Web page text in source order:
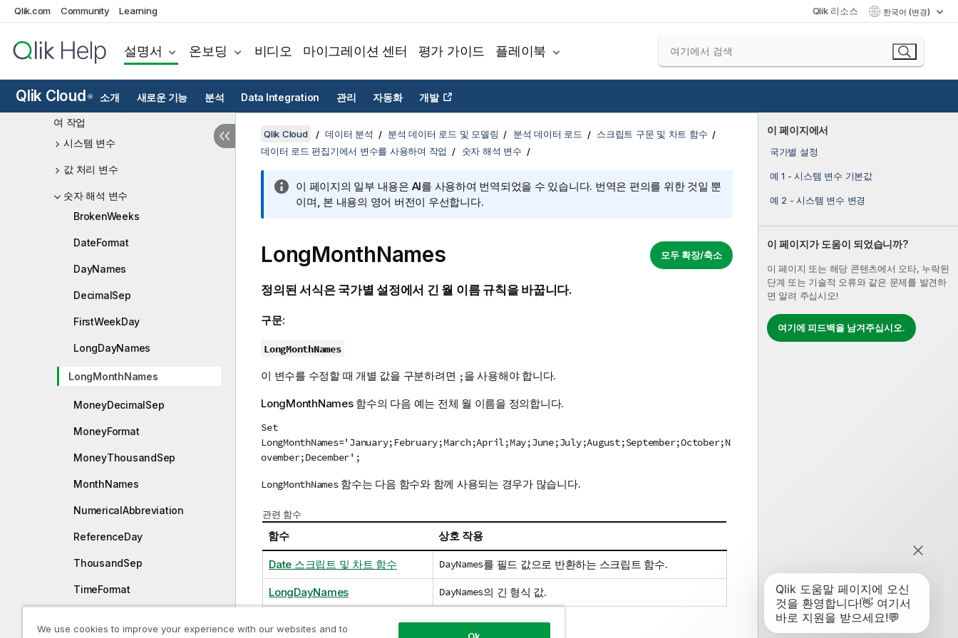
Qlik.com Community Learning Qlik 리소스 한국어 (변경)
설명서 온보딩 비디오 마이그레이션 센터 평가 가이드 플레이북
Qlik Cloud ® 소개 새로운 기능 분석 Data Integration 관리 자동화 개발
Qlik Cloud Analytics의 분석 소스
스크립트 구문 개요
스크립트 문 및 키워드
여 작업
시스템 변수
값 처리 변수
숫자 해석 변수
BrokenWeeks
DateFormat
DayNames
DecimalSep
FirstWeekDay
LongDayNames
LongMonthNames
MoneyDecimalSep
MoneyFormat
MoneyThousandSep
MonthNames
NumericalAbbreviation
ReferenceDay
ThousandSep
TimeFormat
이 페이지에서
국가별 설정
예 1 - 시스템 변수 기본값
예 2 - 시스템 변수 변경
이 페이지가 도움이 되었습니까?
이 페이지 또는 해당 콘텐츠에서 오타, 누락된
단계 또는 기술적 오류와 같은 문제를 발견하
면 알려 주십시오!
여기에 피드백을 남겨주십시오.
Qlik Cloud 데이터 분석 분석 데이터 로드 및 모델링 분석 데이터 로드
스크립트 구문 및 차트 함수
데이터 로드 편집기에서 변수를 사용하여 작업
숫자 해석 변수
이 페이지의 일부 내용은 AI를 사용하여 번역되었을 수 있습니다. 번역은 편의를 위한 것일 뿐
이며, 본 내용의 영어 버전이 우선합니다.
모두 확장/축소
LongMonthNames
정의된 서식은 국가별 설정에서 긴 월 이름 규칙을 바꿉니다.
구문:
LongMonthNames
이 변수를 수정할 때 개별 값을 구분하려면 ;을 사용해야 합니다.
LongMonthNames 함수의 다음 예는 전체 월 이름을 정의합니다.
Set
LongMonthNames='January;February;March;April;May;June;July;August;September;October;N
ovember;December';
LongMonthNames함수는 다음 함수와 함께 사용되는 경우가 많습니다.
관련 함수
함수 상호 작용
Date 스크립트 및 차트 함수 DayNames를 필드 값으로 반환하는 스크립트 함수.
LongDayNames DayNames의 긴 형식 값.
We use cookies to improve your experience with our websites and to